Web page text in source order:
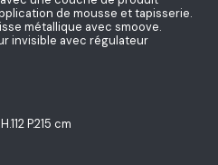
de mousse et tapisserie.
métallique avec smoove.
invisible avec régulateur
P.215 cm